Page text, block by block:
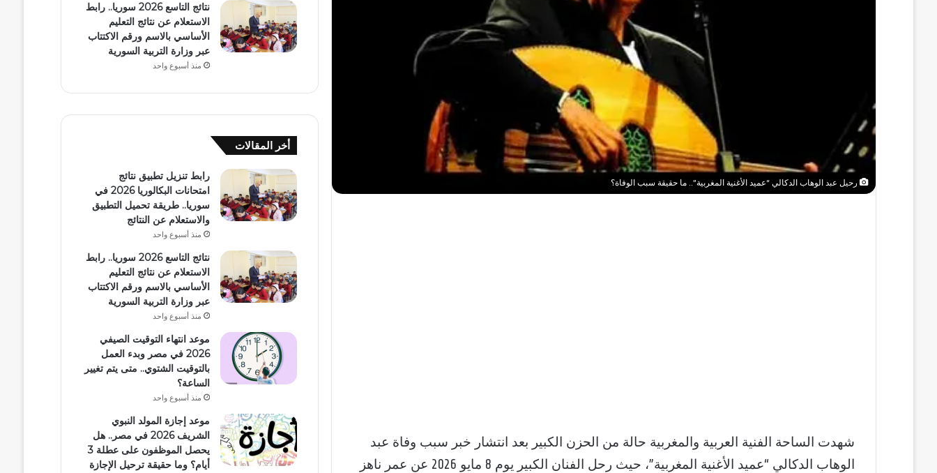
رحيل عبد الوهاب الدكالي “عميد الأغنية المغربية”.. ما حقيقة سبب الوفاة؟
شهدت الساحة الفنية العربية والمغربية حالة من الحزن الكبير بعد انتشار خبر سبب وفاة عبد
الوهاب الدكالي “عميد الأغنية المغربية”، حيث رحل الفنان الكبير يوم 8 مايو 2026 عن عمر ناهز
نتائج التاسع 2026 سوريا.. رابط
الاستعلام عن نتائج التعليم
الأساسي بالاسم ورقم الاكتتاب
عبر وزارة التربية السورية
منذ أسبوع واحد
أخر المقالات
رابط تنزيل تطبيق نتائج
امتحانات البكالوريا 2026 في
سوريا.. طريقة تحميل التطبيق
والاستعلام عن النتائج
منذ أسبوع واحد
نتائج التاسع 2026 سوريا.. رابط
الاستعلام عن نتائج التعليم
الأساسي بالاسم ورقم الاكتتاب
عبر وزارة التربية السورية
منذ أسبوع واحد
موعد انتهاء التوقيت الصيفي
2026 في مصر وبدء العمل
بالتوقيت الشتوي.. متى يتم تغيير
الساعة؟
منذ أسبوع واحد
موعد إجازة المولد النبوي
الشريف 2026 في مصر.. هل
يحصل الموظفون على عطلة 3
أيام؟ وما حقيقة ترحيل الإجازة